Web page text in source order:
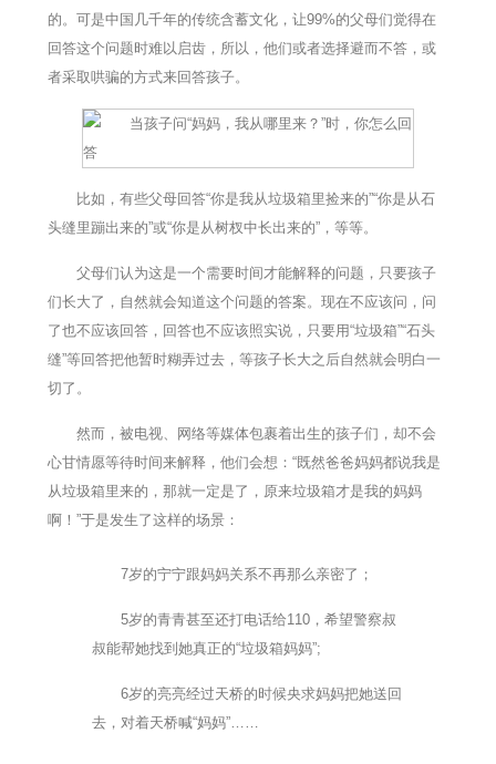
的。可是中国几千年的传统含蓄文化，让99%的父母们觉得在
回答这个问题时难以启齿，所以，他们或者选择避而不答，或
者采取哄骗的方式来回答孩子。
比如，有些父母回答“你是我从垃圾箱里捡来的”“你是从石
头缝里蹦出来的”或“你是从树杈中长出来的”，等等。
父母们认为这是一个需要时间才能解释的问题，只要孩子
们长大了，自然就会知道这个问题的答案。现在不应该问，问
了也不应该回答，回答也不应该照实说，只要用“垃圾箱”“石头
缝”等回答把他暂时糊弄过去，等孩子长大之后自然就会明白一
切了。
然而，被电视、网络等媒体包裹着出生的孩子们，却不会
心甘情愿等待时间来解释，他们会想：“既然爸爸妈妈都说我是
从垃圾箱里来的，那就一定是了，原来垃圾箱才是我的妈妈
啊！”于是发生了这样的场景：
7岁的宁宁跟妈妈关系不再那么亲密了；
5岁的青青甚至还打电话给110，希望警察叔
叔能帮她找到她真正的“垃圾箱妈妈”;
6岁的亮亮经过天桥的时候央求妈妈把她送回
去，对着天桥喊“妈妈”……